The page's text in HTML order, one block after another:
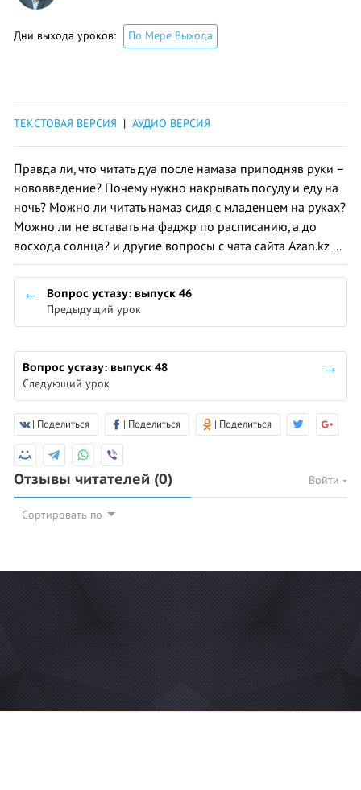
Дни выхода уроков: По Мере Выхода
ТЕКСТОВАЯ ВЕРСИЯ | АУДИО ВЕРСИЯ
Правда ли, что читать дуа после намаза приподняв руки –
нововведение? Почему нужно накрывать посуду и еду на
ночь? Можно ли читать намаз сидя с младенцем на руках?
Можно ли не вставать на фаджр по расписанию, а до
восхода солнца? и другие вопросы с чата сайта Azan.kz ...
Вопрос устазу: выпуск 46
Предыдущий урок
Вопрос устазу: выпуск 48
Следующий урок
| Поделиться | Поделиться | Поделиться
Отзывы читателей (0) Войти
Сортировать по